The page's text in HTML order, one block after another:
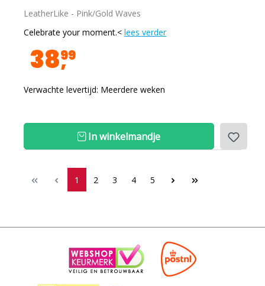
LeatherLike - Pink/Gold Waves
Celebrate your moment.< lees verder
3899
Verwachte levertijd: Meerdere weken
In winkelmandje
1 2 3 4 5